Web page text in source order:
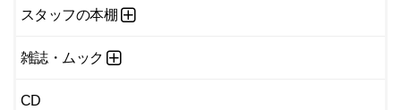
スタッフの本棚
雑誌・ムック
CD